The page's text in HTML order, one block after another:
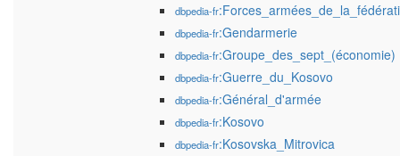
dbpedia-fr
dbpedia-fr:Gendarmerie
dbpedia-fr:Groupe_des_sept_(économie)
dbpedia-fr:Guerre_du_Kosovo
dbpedia-fr:Général_d'armée
dbpedia-fr:Kosovo
dbpedia-fr:Kosovska_Mitrovica